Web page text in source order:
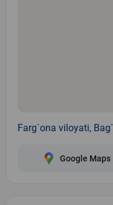
Farg`ona viloyati,
Google Maps